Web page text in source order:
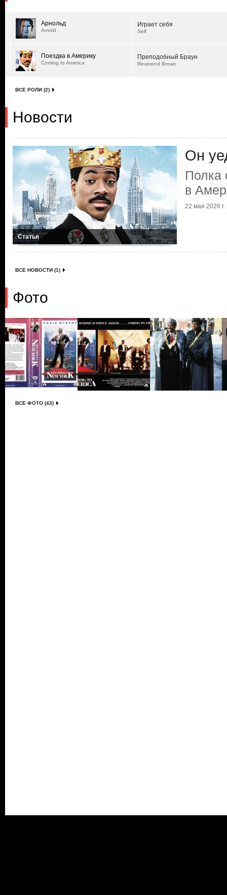
Арнольд
Arnold
Играет себя
Self
Поездка в Америку
Coming to America
Преподобный Браун
Reverend Brown
ВСЕ РОЛИ (2)
Новости
Статья
Он
Полка
в
22 мая 2026 г.
ВСЕ НОВОСТИ (1)
Фото
ВСЕ ФОТО (43)